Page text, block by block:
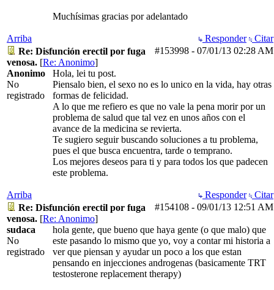
Muchísimas gracias por adelantado
Arriba Responder
Citar
#153998 - 07/01/13 02:28 AM
Re: Disfunción erectil por fuga
venosa. [Re: Anonimo]
Anonimo
No
registrado
Hola, lei tu post.
Piensalo bien, el sexo no es lo unico en la vida, hay otras
formas de felicidad.
A lo que me refiero es que no vale la pena morir por un
problema de salud que tal vez en unos años con el
avance de la medicina se revierta.
Te sugiero seguir buscando soluciones a tu problema,
pues el que busca encuentra, tarde o temprano.
Los mejores deseos para ti y para todos los que padecen
este problema.
Arriba Responder
Citar
#154108 - 09/01/13 12:51 AM
Re: Disfunción erectil por fuga
venosa. [Re: Anonimo]
sudaca
No
registrado
hola gente, que bueno que haya gente (o que malo) que
este pasando lo mismo que yo, voy a contar mi historia a
ver que piensan y ayudar un poco a los que estan
pensando en injecciones androgenas (basicamente TRT
testosterone replacement therapy)